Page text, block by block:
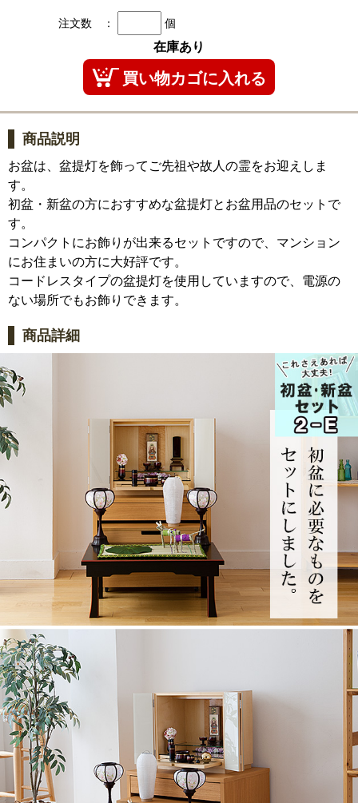
注文数 ： 個
在庫あり
商品説明
お盆は、盆提灯を飾ってご先祖や故人の霊をお迎えしま
す。
初盆・新盆の方におすすめな盆提灯とお盆用品のセットで
す。
コンパクトにお飾りが出来るセットですので、マンション
にお住まいの方に大好評です。
コードレスタイプの盆提灯を使用していますので、電源の
ない場所でもお飾りできます。
商品詳細